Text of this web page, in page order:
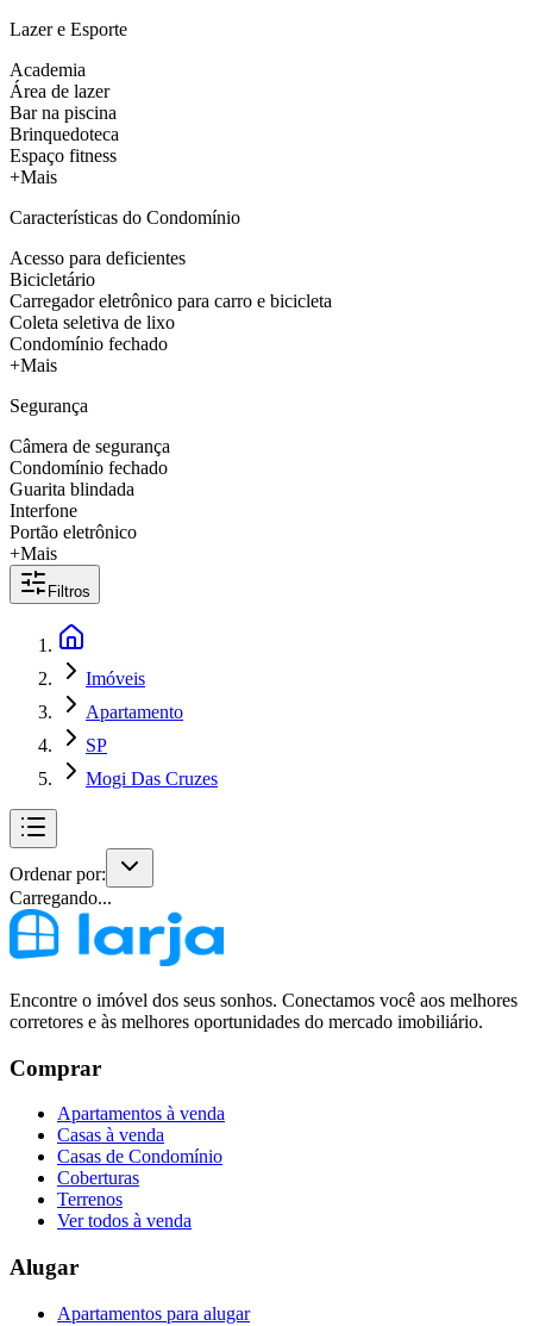
Lazer e Esporte
Academia
Área de lazer
Bar na piscina
Brinquedoteca
Espaço fitness
+Mais
Características do Condomínio
Acesso para deficientes
Bicicletário
Carregador eletrônico para carro e bicicleta
Coleta seletiva de lixo
Condomínio fechado
+Mais
Segurança
Câmera de segurança
Condomínio fechado
Guarita blindada
Interfone
Portão eletrônico
+Mais
Filtros
Imóveis
Apartamento
SP
Mogi Das Cruzes
Ordenar por:
Carregando...
Encontre o imóvel dos seus sonhos. Conectamos você aos melhores
corretores e às melhores oportunidades do mercado imobiliário.
Comprar
Apartamentos à venda
Casas à venda
Casas de Condomínio
Coberturas
Terrenos
Ver todos à venda
Alugar
Apartamentos para alugar